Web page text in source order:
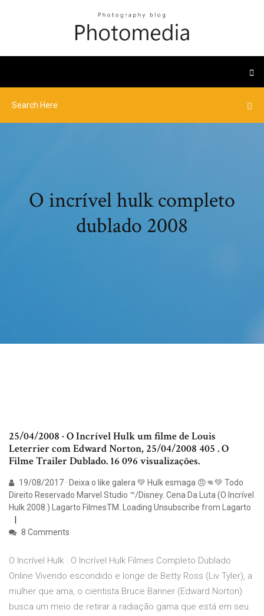
O incrível hulk completo
dublado 2008
25/04/2008 · O Incrível Hulk um filme de Louis
Leterrier com Edward Norton, 25/04/2008 405 . O
Filme Trailer Dublado. 16 096 visualizações.
19/08/2017 · Deixa o like galera 💚 Hulk esmaga 😠👊💚 Todo
Direito Reservado Marvel Studio ™/Disney. Cena Da Luta (O Incrível
Hulk 2008.) Lagarto FilmesTM. Loading Unsubscribe from Lagarto
8 Comments
O Incrível Hulk . O Incrível Hulk Filmes Completo Dublado
Online Vivendo escondido e longe de Betty Ross (Liv Tyler), a
mulher que ama, o cientista Bruce Banner (Edward Norton)
busca um meio de retirar a radiação gama que está em seu